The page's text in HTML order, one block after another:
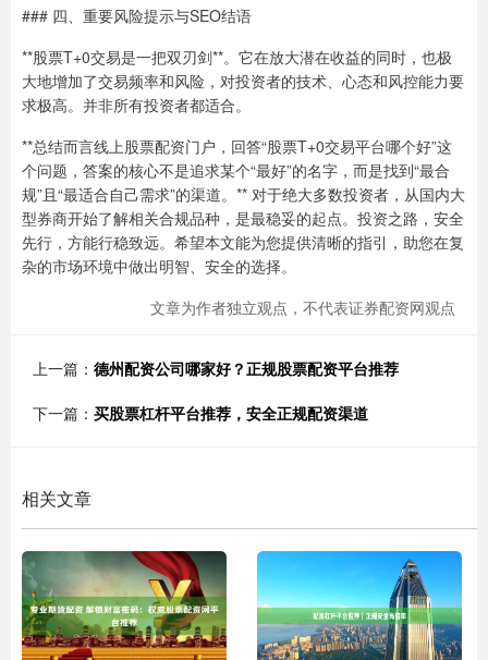
### 四、重要风险提示与SEO结语
**股票T+0交易是一把双刃剑**。它在放大潜在收益的同时，也极
大地增加了交易频率和风险，对投资者的技术、心态和风控能力要
求极高。并非所有投资者都适合。
**总结而言线上股票配资门户，回答“股票T+0交易平台哪个好”这
个问题，答案的核心不是追求某个“最好”的名字，而是找到“最合
规”且“最适合自己需求”的渠道。** 对于绝大多数投资者，从国内大
型券商开始了解相关合规品种，是最稳妥的起点。投资之路，安全
先行，方能行稳致远。希望本文能为您提供清晰的指引，助您在复
杂的市场环境中做出明智、安全的选择。
文章为作者独立观点，不代表证券配资网观点
上一篇： 德州配资公司哪家好？正规股票配资平台推荐
下一篇： 买股票杠杆平台推荐，安全正规配资渠道
相关文章